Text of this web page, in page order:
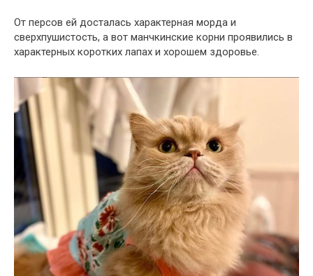
От персов ей досталась характерная морда и
сверхпушистость, а вот манчкинские корни проявились в
характерных коротких лапах и хорошем здоровье.